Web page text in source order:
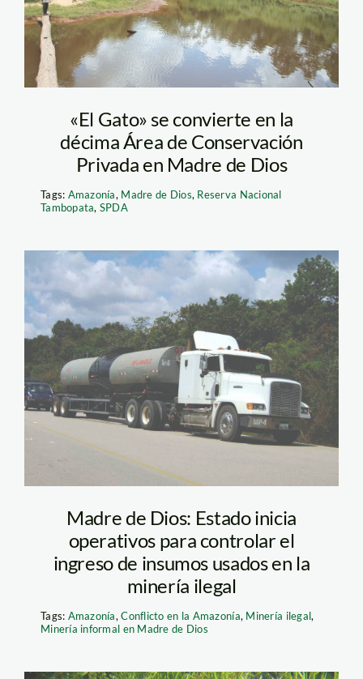
«El Gato» se convierte en la
décima Área de Conservación
Privada en Madre de Dios
Tags: Amazonía, Madre de Dios, Reserva Nacional
Tambopata, SPDA
Madre de Dios: Estado inicia
operativos para controlar el
ingreso de insumos usados en la
minería ilegal
Tags: Amazonía,Conflicto en la Amazonía, Minería ilegal,
Minería informal en Madre de Dios